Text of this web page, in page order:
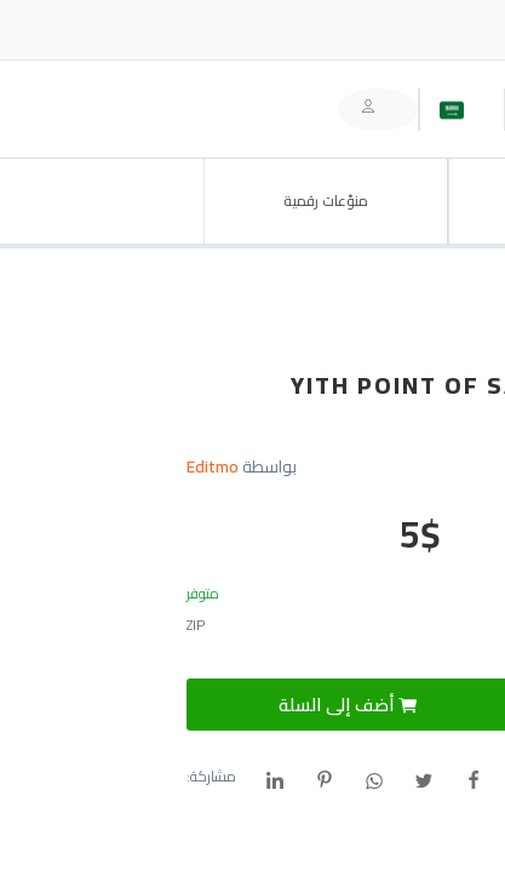
منوّعات رقمية
YITH POINT OF
بواسطةEditmo
5$
متوفر
ZIP
أضف إلى السلة
مشاركة: